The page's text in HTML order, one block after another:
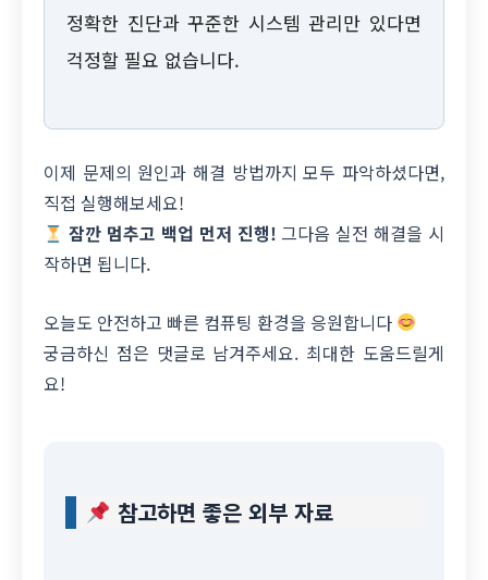
정확한 진단과 꾸준한 시스템 관리만 있다면
걱정할 필요 없습니다.
이제 문제의 원인과 해결 방법까지 모두 파악하셨다면,
직접 실행해보세요!
잠깐 멈추고 백업 먼저 진행! 그다음 실전 해결을 시
작하면 됩니다.
오늘도 안전하고 빠른 컴퓨팅 환경을 응원합니다
궁금하신 점은 댓글로 남겨주세요. 최대한 도움드릴게
요!
참고하면 좋은 외부 자료